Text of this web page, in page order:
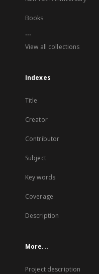
Books
...
View all collections
Indexes
Title
Creator
Contributor
Subject
Key words
Coverage
Description
More...
Project description